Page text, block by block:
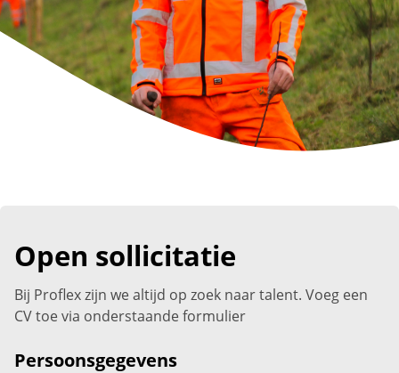
Open sollicitatie
Bij Proflex zijn we altijd op zoek naar talent. Voeg een
CV toe via onderstaande formulier
Persoonsgegevens